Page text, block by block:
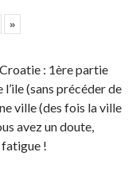
»
: 1ère partie
(sans précéder de
ville (des fois la ville
avez un doute,
fatigue !